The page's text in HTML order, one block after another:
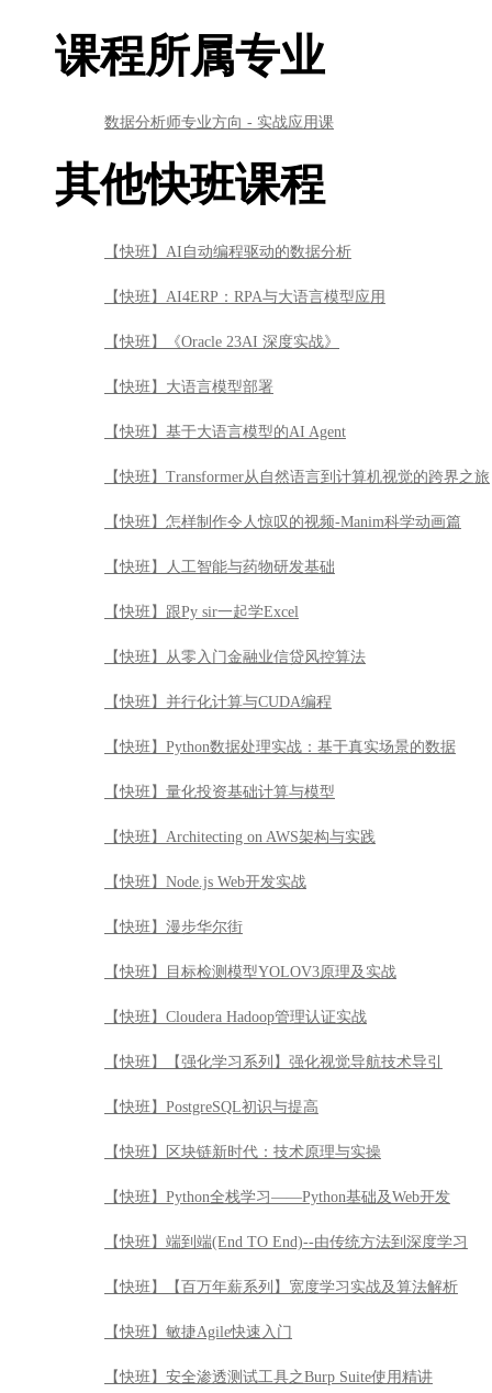
课程所属专业
数据分析师专业方向 - 实战应用课
其他快班课程
【快班】AI自动编程驱动的数据分析
【快班】AI4ERP：RPA与大语言模型应用
【快班】《Oracle 23AI 深度实战》
【快班】大语言模型部署
【快班】基于大语言模型的AI Agent
【快班】Transformer从自然语言到计算机视觉的跨界之旅
【快班】怎样制作令人惊叹的视频-Manim科学动画篇
【快班】人工智能与药物研发基础
【快班】跟Py sir一起学Excel
【快班】从零入门金融业信贷风控算法
【快班】并行化计算与CUDA编程
【快班】Python数据处理实战：基于真实场景的数据
【快班】量化投资基础计算与模型
【快班】Architecting on AWS架构与实践
【快班】Node.js Web开发实战
【快班】漫步华尔街
【快班】目标检测模型YOLOV3原理及实战
【快班】Cloudera Hadoop管理认证实战
【快班】【强化学习系列】强化视觉导航技术导引
【快班】PostgreSQL初识与提高
【快班】区块链新时代：技术原理与实操
【快班】Python全栈学习——Python基础及Web开发
【快班】端到端(End TO End)--由传统方法到深度学习
【快班】【百万年薪系列】宽度学习实战及算法解析
【快班】敏捷Agile快速入门
【快班】安全渗透测试工具之Burp Suite使用精讲